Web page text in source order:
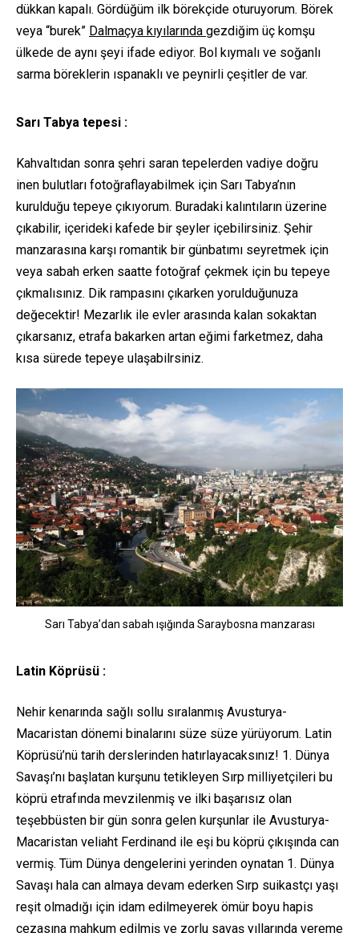
dükkan kapalı. Gördüğüm ilk börekçide oturuyorum. Börek
veya “burek” Dalmaçya kıyılarında gezdiğim üç komşu
ülkede de aynı şeyi ifade ediyor. Bol kıymalı ve soğanlı
sarma böreklerin ıspanaklı ve peynirli çeşitler de var.
Sarı Tabya tepesi :
Kahvaltıdan sonra şehri saran tepelerden vadiye doğru
inen bulutları fotoğraflayabilmek için Sarı Tabya’nın
kurulduğu tepeye çıkıyorum. Buradaki kalıntıların üzerine
çıkabilir, içerideki kafede bir şeyler içebilirsiniz. Şehir
manzarasına karşı romantik bir günbatımı seyretmek için
veya sabah erken saatte fotoğraf çekmek için bu tepeye
çıkmalısınız. Dik rampasını çıkarken yorulduğunuza
değecektir! Mezarlık ile evler arasında kalan sokaktan
çıkarsanız, etrafa bakarken artan eğimi farketmez, daha
kısa sürede tepeye ulaşabilrsiniz.
Sarı Tabya’dan sabah ışığında Saraybosna manzarası
Latin Köprüsü :
Nehir kenarında sağlı sollu sıralanmış Avusturya-
Macaristan dönemi binalarını süze süze yürüyorum. Latin
Köprüsü’nü tarih derslerinden hatırlayacaksınız! 1. Dünya
Savaşı’nı başlatan kurşunu tetikleyen Sırp milliyetçileri bu
köprü etrafında mevzilenmiş ve ilki başarısız olan
teşebbüsten bir gün sonra gelen kurşunlar ile Avusturya-
Macaristan veliaht Ferdinand ile eşi bu köprü çıkışında can
vermiş. Tüm Dünya dengelerini yerinden oynatan 1. Dünya
Savaşı hala can almaya devam ederken Sırp suikastçı yaşı
reşit olmadığı için idam edilmeyerek ömür boyu hapis
cezasına mahkum edilmiş ve zorlu savaş yıllarında vereme